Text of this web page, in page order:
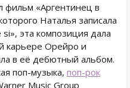
фильм «Аргентинец в
Наталья записала
эта композиция дала
карьере Орейро и
в её дебютный альбом.
поп-музыка, поп-рок
Music Group